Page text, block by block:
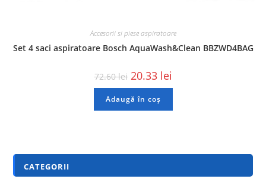
Accesorii si piese aspiratoare
Set 4 saci aspiratoare Bosch AquaWash&Clean BBZWD4BAG
72.60lei 20.33 lei
Adaugă în coș
CATEGORII